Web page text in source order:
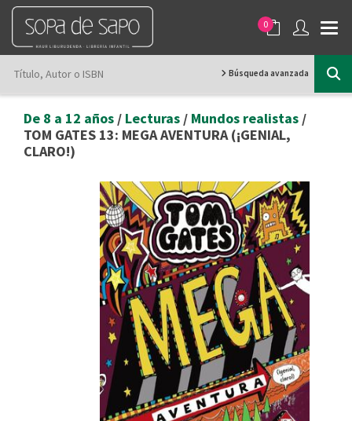
0
Búsqueda avanzada
De 8 a 12 años / Lecturas / Mundos realistas /
TOM GATES 13: MEGA AVENTURA (¡GENIAL,
CLARO!)